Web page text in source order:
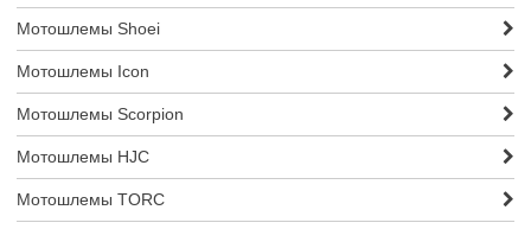
Мотошлемы Shoei
Мотошлемы Icon
Мотошлемы Scorpion
Мотошлемы HJC
Мотошлемы TORC